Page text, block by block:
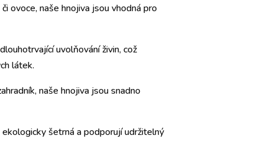
ovoce, naše hnojiva jsou vhodná pro
uvolňování živin, což
látek.
naše hnojiva jsou snadno
šetrná a podporují udržitelný